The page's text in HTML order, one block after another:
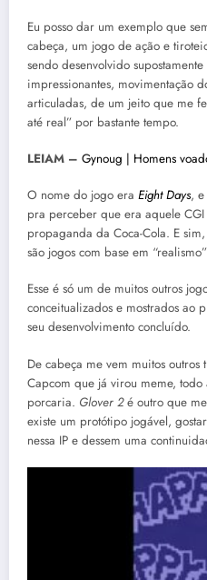
Eu posso dar um exemplo que
cabeça, um jogo de ação e
sendo desenvolvido
impressionantes, movimentação
articuladas, de um jeito que me
até real” por bastante tempo.
LEIAM – Gynoug | Homens
O nome do jogo era Eight Days, e
pra perceber que era aquele
propaganda da Coca-Cola. E
são jogos com base em
Esse é só um de muitos outros
conceitualizados e mostrados ao
seu desenvolvimento concluído.
De cabeça me vem muitos outros
Capcom que já virou meme,
porcaria. Glover 2é outro que
existe um protótipo jogável,
nessa IP e dessem uma